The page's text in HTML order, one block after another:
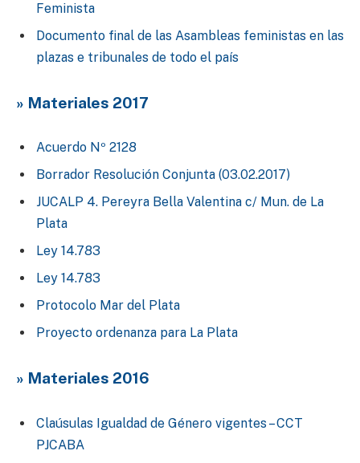
Feminista
Documento final de las Asambleas feministas en las
plazas e tribunales de todo el país
» Materiales 2017
Acuerdo Nº 2128
Borrador Resolución Conjunta (03.02.2017)
JUCALP 4. Pereyra Bella Valentina c/ Mun. de La
Plata
Ley 14.783
Ley 14.783
Protocolo Mar del Plata
Proyecto ordenanza para La Plata
» Materiales 2016
Claúsulas Igualdad de Género vigentes – CCT
PJCABA